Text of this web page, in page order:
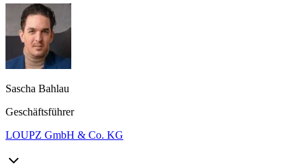
Sascha Bahlau
Geschäftsführer
LOUPZ GmbH & Co. KG